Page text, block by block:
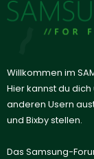
Willkommen im
Hier kannst du
anderen Usern
und Bixby stellen.
Das Samsung-